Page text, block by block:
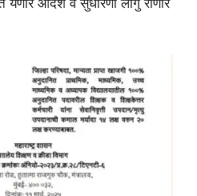
येणारे आदेश व सुधारणा लागु राणार